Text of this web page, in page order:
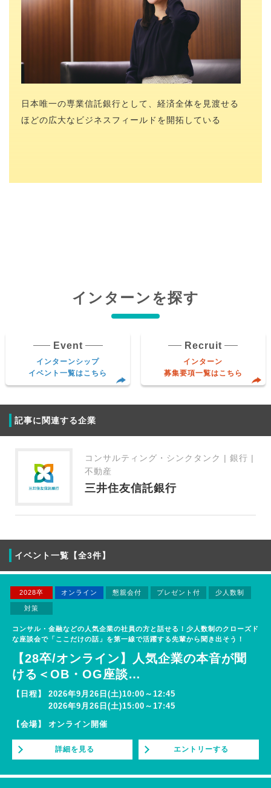
日本唯一の専業信託銀行として、経済全体を見渡せる
ほどの広大なビジネスフィールドを開拓している
インターンを探す
Event
インターンシップ
イベント一覧はこちら
Recruit
インターン
募集要項一覧はこちら
記事に関連する企業
コンサルティング・シンクタンク | 銀行 |
不動産
三井住友信託銀行
イベント一覧【全3件】
2028卒 オンライン 懇親会付 プレゼント付 少人数制
対策
コンサル・金融などの人気企業の社員の方と話せる！少人数制のクローズド
な座談会で「ここだけの話」を第一線で活躍する先輩から聞き出そう！
【28卒/オンライン】人気企業の本音が聞
ける＜OB・OG座談…
【日程】
2026年9月26日(土)10:00～12:45
2026年9月26日(土)15:00～17:45
【会場】
オンライン開催
詳細を見る エントリーする